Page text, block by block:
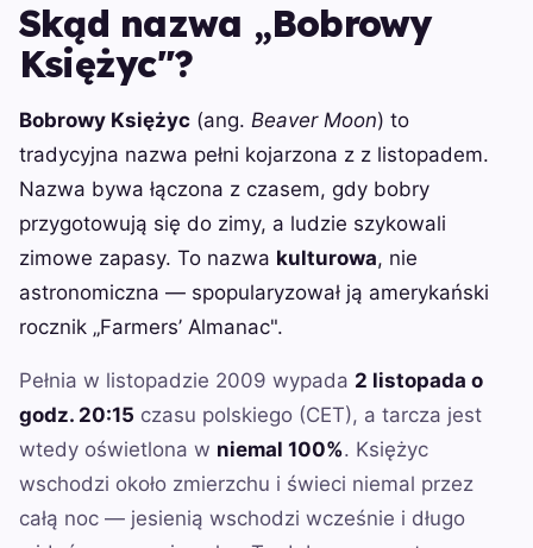
Skąd nazwa „Bobrowy
Księżyc"?
Bobrowy Księżyc (ang. Beaver Moon) to
tradycyjna nazwa pełni kojarzona z z listopadem.
Nazwa bywa łączona z czasem, gdy bobry
przygotowują się do zimy, a ludzie szykowali
zimowe zapasy. To nazwa kulturowa, nie
astronomiczna — spopularyzował ją amerykański
rocznik „Farmers’ Almanac".
Pełnia w listopadzie 2009 wypada 2 listopada o
godz. 20:15 czasu polskiego (CET), a tarcza jest
wtedy oświetlona w niemal 100%. Księżyc
wschodzi około zmierzchu i świeci niemal przez
całą noc — jesienią wschodzi wcześnie i długo